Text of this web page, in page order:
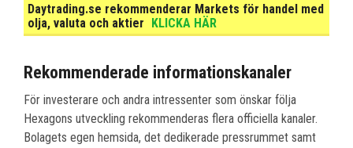
Daytrading.se rekommenderar Markets för handel med
olja, valuta och aktier
KLICKA HÄR
Rekommenderade informationskanaler
För investerare och andra intressenter som önskar följa
Hexagons utveckling rekommenderas flera officiella kanaler.
Bolagets egen hemsida, det dedikerade pressrummet samt